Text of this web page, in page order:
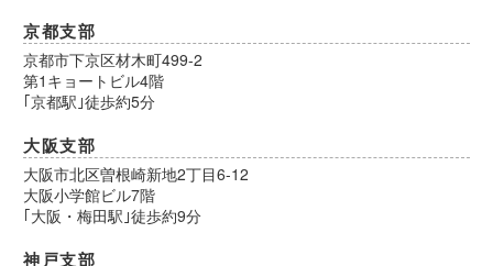
京都支部
京都市下京区材木町499-2
第1キョートビル4階
｢京都駅｣徒歩約5分
大阪支部
大阪市北区曽根崎新地2丁目6-12
大阪小学館ビル7階
｢大阪・梅田駅｣徒歩約9分
神戸支部